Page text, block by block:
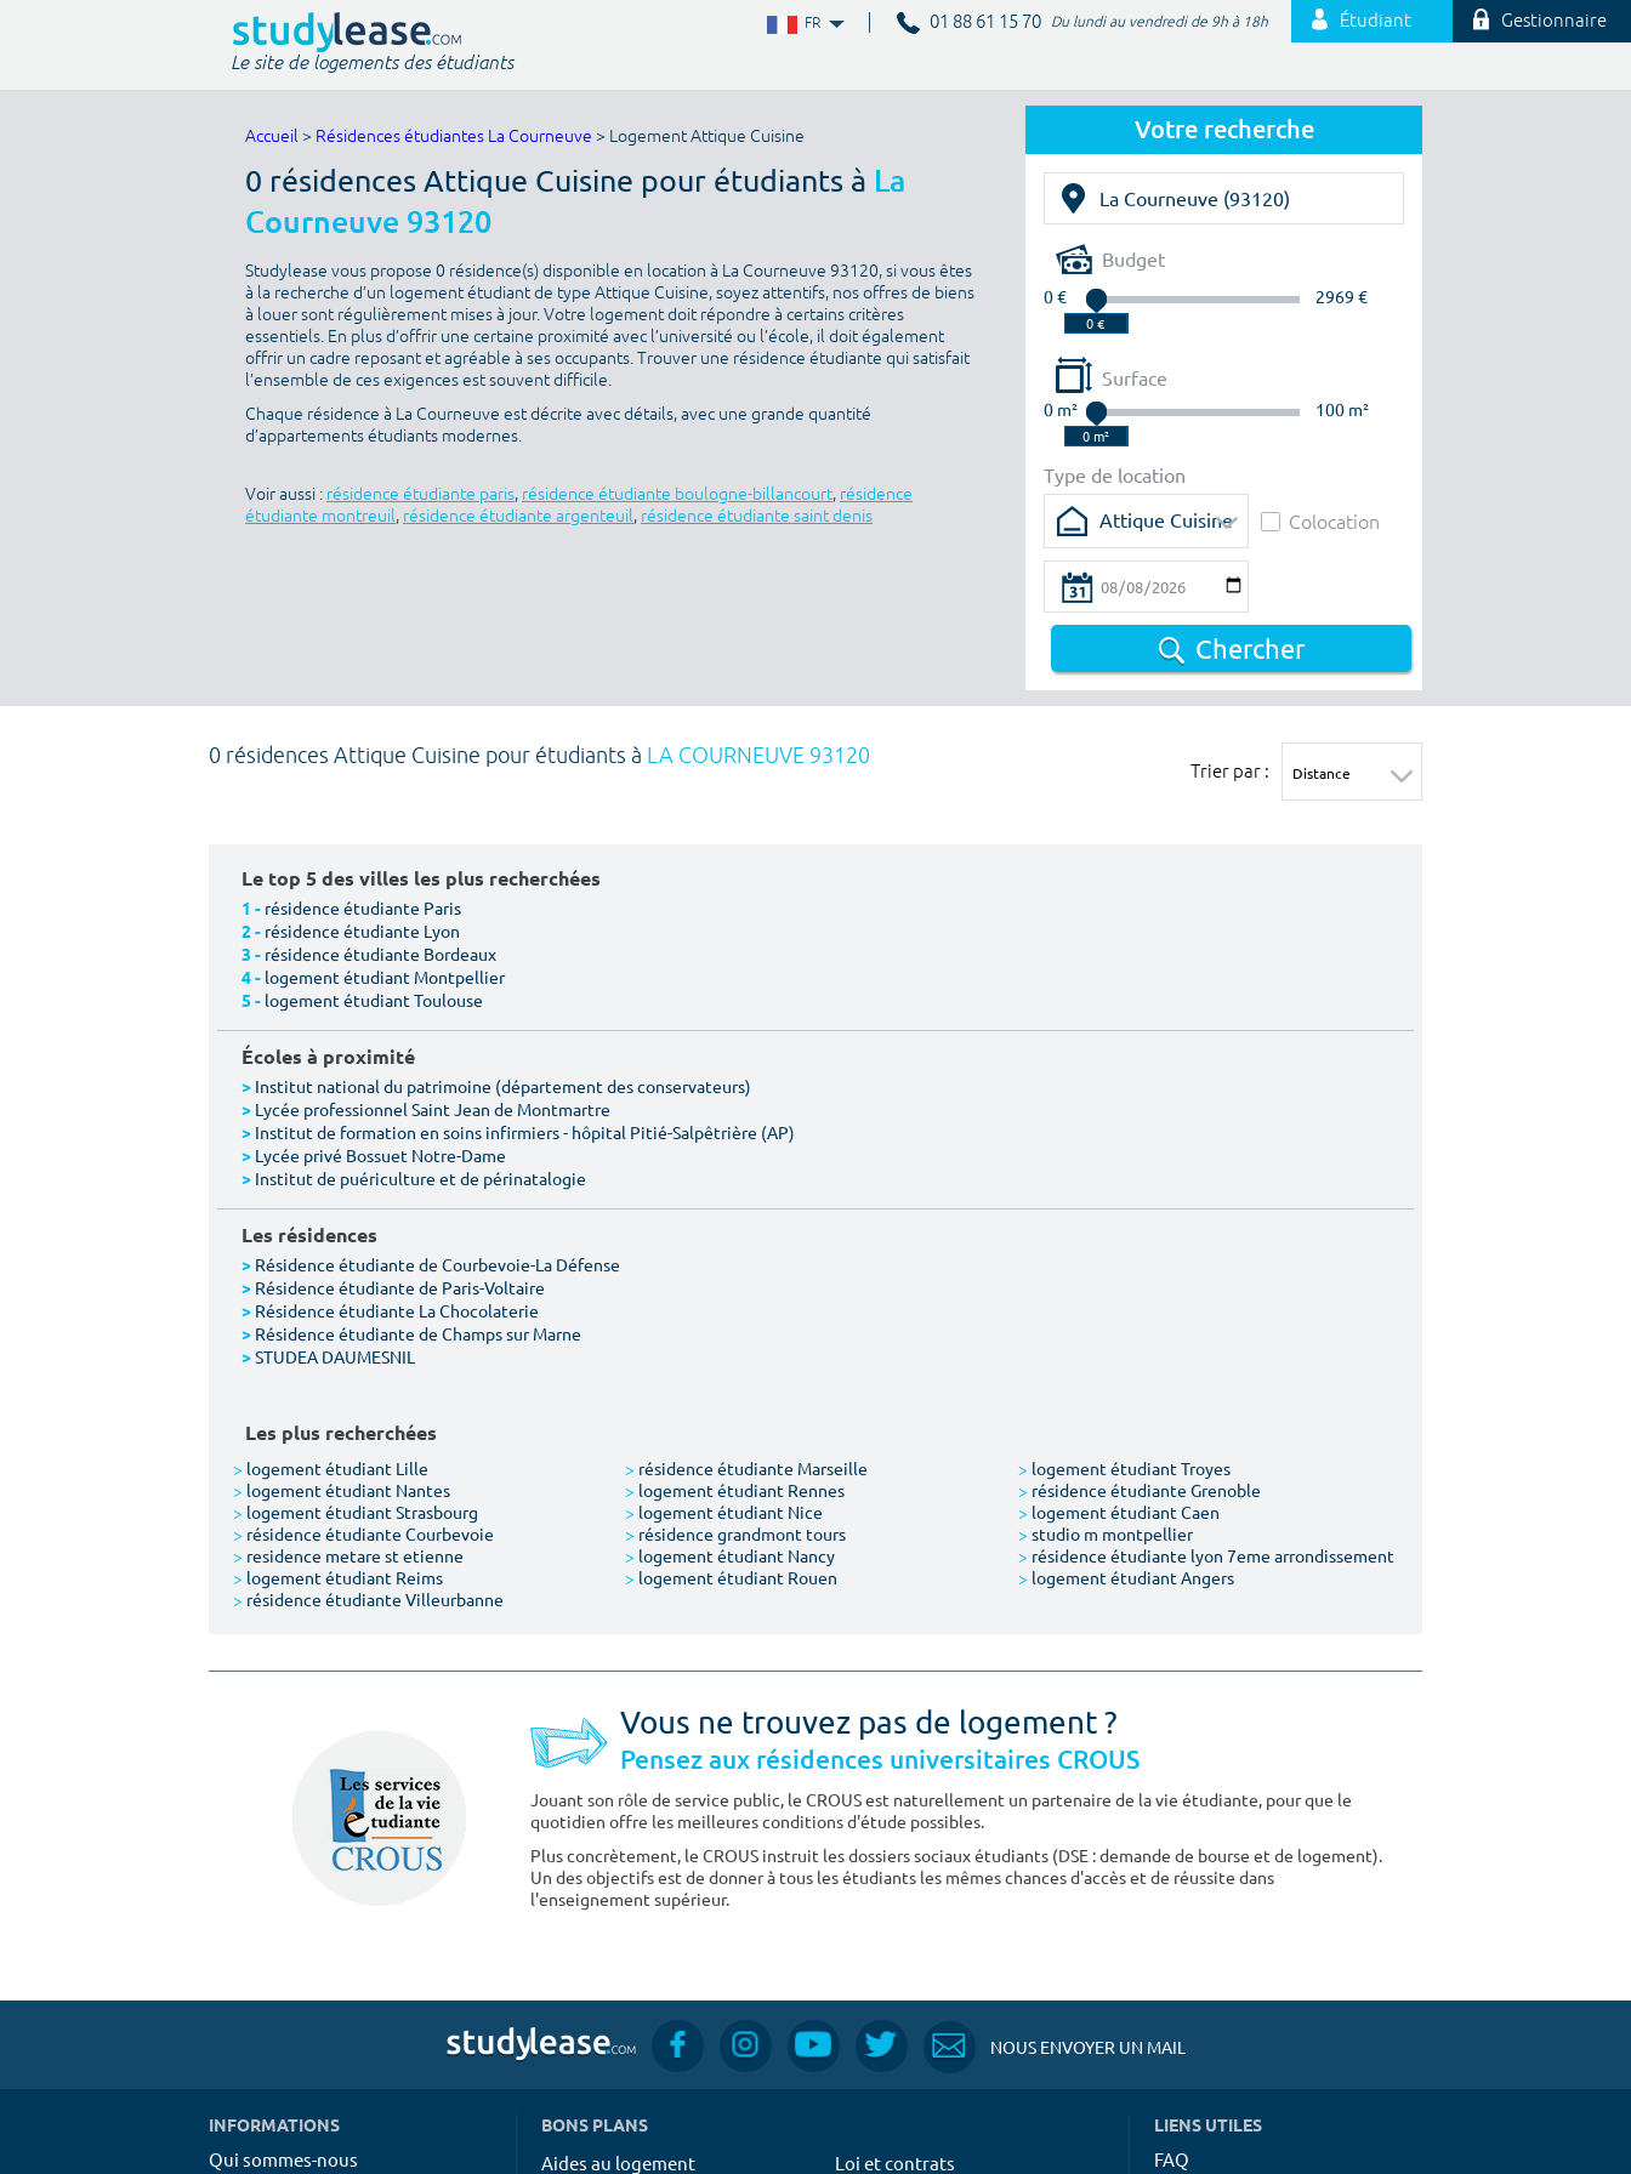
FR 01 88 61 15 70 Du lundi au vendredi de 9h à 18h Étudiant Gestionnaire
Le site de logements des étudiants
Votre recherche
Budget
0 € 2969 €
Surface
0 m² 100 m²
Type de location
Attique Cuisine
Colocation
Chercher
Accueil > Résidences étudiantes La Courneuve > Logement Attique Cuisine
0 résidences Attique Cuisine pour étudiants à La
Courneuve 93120
Studylease vous propose 0 résidence(s) disponible en location à La Courneuve 93120, si vous êtes
à la recherche d’un logement étudiant de type Attique Cuisine, soyez attentifs, nos offres de biens
à louer sont régulièrement mises à jour. Votre logement doit répondre à certains critères
essentiels. En plus d’offrir une certaine proximité avec l’université ou l’école, il doit également
offrir un cadre reposant et agréable à ses occupants. Trouver une résidence étudiante qui satisfait
l’ensemble de ces exigences est souvent difficile.
Chaque résidence à La Courneuve est décrite avec détails, avec une grande quantité
d’appartements étudiants modernes.
Voir aussi : résidence étudiante paris, résidence étudiante boulogne-billancourt, résidence
étudiante montreuil, résidence étudiante argenteuil, résidence étudiante saint denis
0 résidences Attique Cuisine pour étudiants à LA COURNEUVE 93120
Trier par :
Le top 5 des villes les plus recherchées
1 - résidence étudiante Paris
2 - résidence étudiante Lyon
3 - résidence étudiante Bordeaux
4 - logement étudiant Montpellier
5 - logement étudiant Toulouse
Écoles à proximité
> Institut national du patrimoine (département des conservateurs)
> Lycée professionnel Saint Jean de Montmartre
> Institut de formation en soins infirmiers - hôpital Pitié-Salpêtrière (AP)
> Lycée privé Bossuet Notre-Dame
> Institut de puériculture et de périnatalogie
Les résidences
> Résidence étudiante de Courbevoie-La Défense
> Résidence étudiante de Paris-Voltaire
> Résidence étudiante La Chocolaterie
> Résidence étudiante de Champs sur Marne
>STUDEA DAUMESNIL
Les plus recherchées
> logement étudiant Lille > résidence étudiante Marseille > logement étudiant Troyes
> logement étudiant Nantes > logement étudiant Rennes > résidence étudiante Grenoble
> logement étudiant Strasbourg > logement étudiant Nice > logement étudiant Caen
> résidence étudiante Courbevoie > résidence grandmont tours > studio m montpellier
> residence metare st etienne > logement étudiant Nancy > résidence étudiante lyon 7eme arrondissement
> logement étudiant Reims > logement étudiant Rouen > logement étudiant Angers
> résidence étudiante Villeurbanne
Vous ne trouvez pas de logement ?
Pensez aux résidences universitaires CROUS
Jouant son rôle de service public, le CROUS est naturellement un partenaire de la vie étudiante, pour que le
quotidien offre les meilleures conditions d'étude possibles.
Plus concrètement, le CROUS instruit les dossiers sociaux étudiants (DSE : demande de bourse et de logement).
Un des objectifs est de donner à tous les étudiants les mêmes chances d'accès et de réussite dans
l'enseignement supérieur.
NOUS ENVOYER UN MAIL
INFORMATIONS
Qui sommes-nous
BONS PLANS
Aides au logement Loi et contrats
LIENS UTILES
FAQ